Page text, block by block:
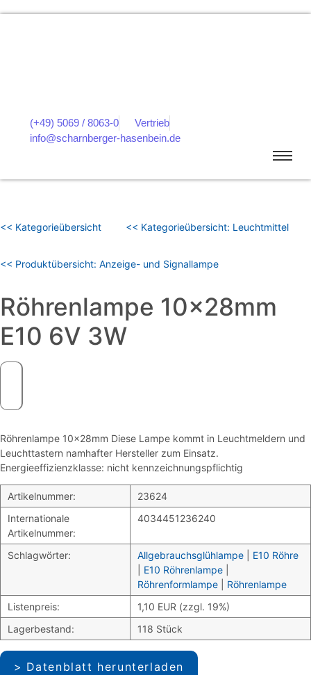
(+49) 5069 / 8063-0
Vertrieb
info@scharnberger-hasenbein.de
<< Kategorieübersicht << Kategorieübersicht: Leuchtmittel
<< Produktübersicht: Anzeige- und Signallampe
Röhrenlampe 10x28mm
E10 6V 3W
Röhrenlampe 10x28mm Diese Lampe kommt in Leuchtmeldern und
Leuchttastern namhafter Hersteller zum Einsatz.
Energieeffizienzklasse: nicht kennzeichnungspflichtig
Artikelnummer:
23624
Internationale
Artikelnummer:
4034451236240
Schlagwörter: Allgebrauchsglühlampe
E10 Röhre
E10 Röhrenlampe
Röhrenformlampe
Röhrenlampe
Listenpreis:
1,10 EUR (zzgl. 19%)
Lagerbestand:
118 Stück
Datenblatt herunterladen